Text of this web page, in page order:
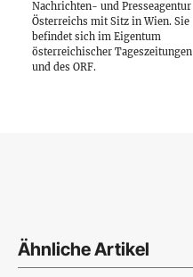
Nachrichten- und Presseagentur
Österreichs mit Sitz in Wien. Sie
befindet sich im Eigentum
österreichischer Tageszeitungen
und des ORF.
Ähnliche Artikel